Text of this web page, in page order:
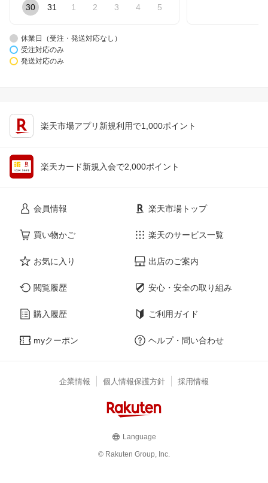
30 31 1 2 3 4 5
休業日（受注・発送対応なし）
受注対応のみ
発送対応のみ
楽天市場アプリ新規利用で1,000ポイント
楽天カード新規入会で2,000ポイント
会員情報
買い物かご
お気に入り
閲覧履歴
購入履歴
myクーポン
楽天市場トップ
楽天のサービス一覧
出店のご案内
安心・安全の取り組み
ご利用ガイド
ヘルプ・問い合わせ
企業情報 個人情報保護方針 採用情報
Language
© Rakuten Group, Inc.